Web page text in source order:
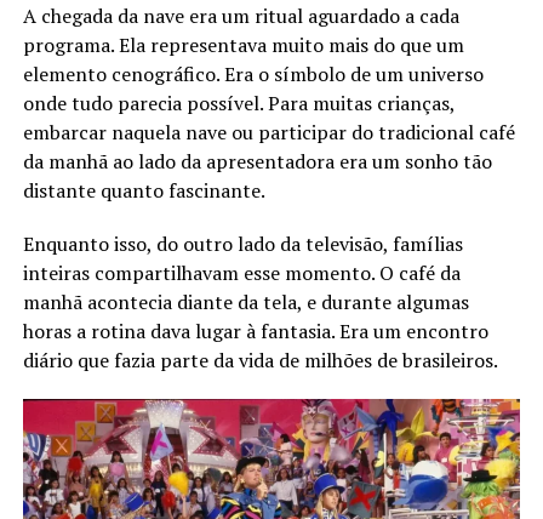
A chegada da nave era um ritual aguardado a cada
programa. Ela representava muito mais do que um
elemento cenográfico. Era o símbolo de um universo
onde tudo parecia possível. Para muitas crianças,
embarcar naquela nave ou participar do tradicional café
da manhã ao lado da apresentadora era um sonho tão
distante quanto fascinante.
Enquanto isso, do outro lado da televisão, famílias
inteiras compartilhavam esse momento. O café da
manhã acontecia diante da tela, e durante algumas
horas a rotina dava lugar à fantasia. Era um encontro
diário que fazia parte da vida de milhões de brasileiros.